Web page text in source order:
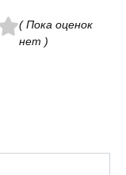
( Пока оценок
нет )